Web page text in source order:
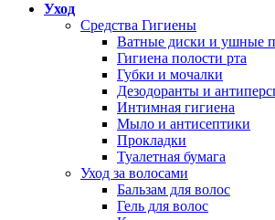
Уход
Средства Гигиены
Ватные диски и ушные
Гигиена полости рта
Губки и мочалки
Дезодоранты и
Интимная гигиена
Мыло и антисептики
Прокладки
Туалетная бумага
Уход за волосами
Бальзам для волос
Гель для волос